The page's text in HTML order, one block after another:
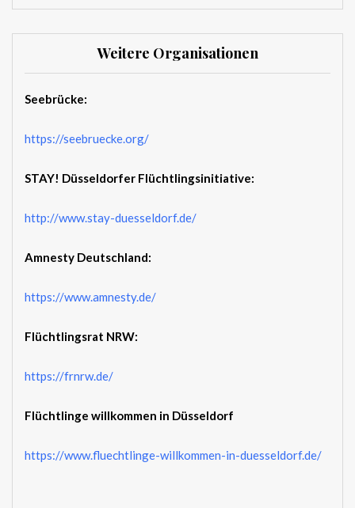
Weitere Organisationen
Seebrücke:
https://seebruecke.org/
STAY! Düsseldorfer Flüchtlingsinitiative:
http://www.stay-duesseldorf.de/
Amnesty Deutschland:
https://www.amnesty.de/
Flüchtlingsrat NRW:
https://frnrw.de/
Flüchtlinge willkommen in Düsseldorf
https://www.fluechtlinge-willkommen-in-duesseldorf.de/